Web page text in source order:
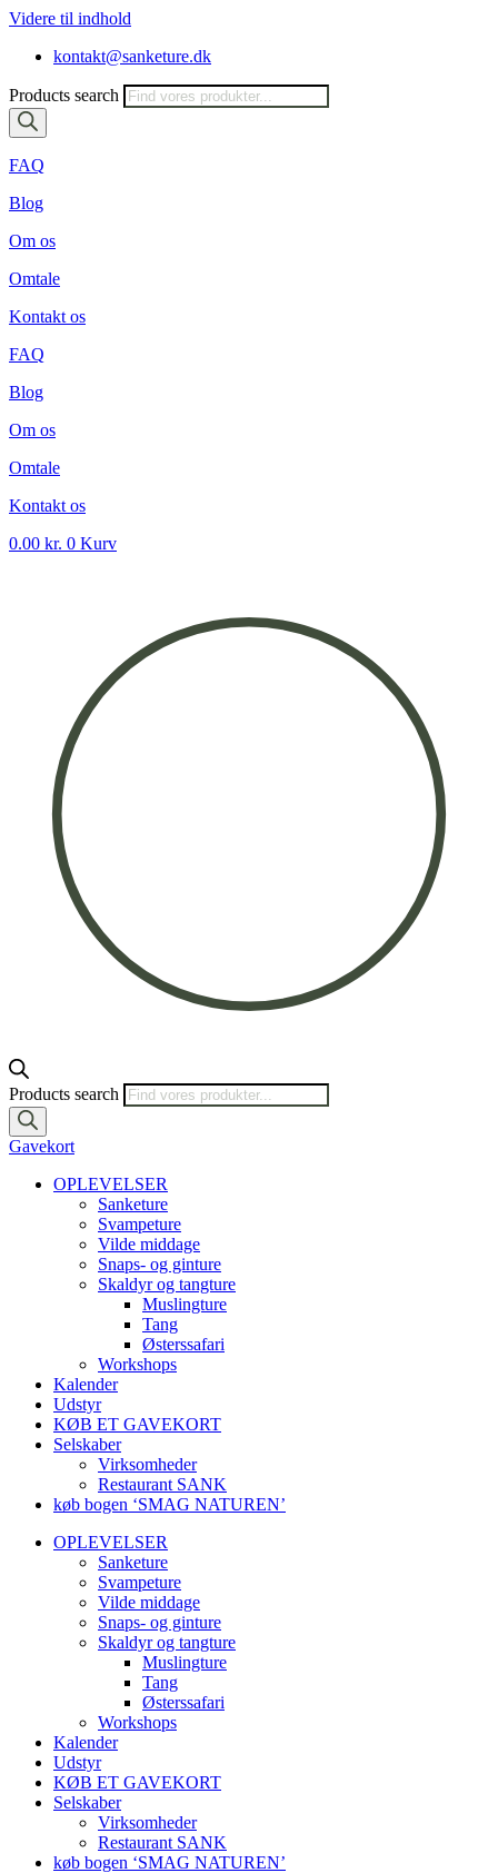
Videre til indhold
kontakt@sanketure.dk
Products search
FAQ
Blog
Om os
Omtale
Kontakt os
FAQ
Blog
Om os
Omtale
Kontakt os
0.00 kr. 0 Kurv
Products search
Gavekort
OPLEVELSER
Sanketure
Svampeture
Vilde middage
Snaps- og ginture
Skaldyr og tangture
Muslingture
Tang
Østerssafari
Workshops
Kalender
Udstyr
KØB ET GAVEKORT
Selskaber
Virksomheder
Restaurant SANK
køb bogen ‘SMAG NATUREN’
OPLEVELSER
Sanketure
Svampeture
Vilde middage
Snaps- og ginture
Skaldyr og tangture
Muslingture
Tang
Østerssafari
Workshops
Kalender
Udstyr
KØB ET GAVEKORT
Selskaber
Virksomheder
Restaurant SANK
køb bogen ‘SMAG NATUREN’